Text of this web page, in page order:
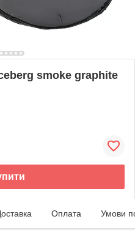
smoke graphite
Оплата Умови